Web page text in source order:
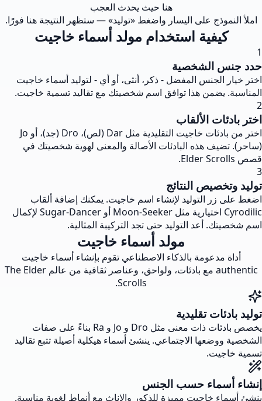
هنا حيث يحدث العجب
املأ النموذج على اليسار واضغط «توليد» — ستظهر النتيجة هنا فورًا.
كيفية استخدام مولد أسماء خاجيت
1
حدد جنس الشخصية
اختر خيار الجنس المفضل - ذكر، أنثى، أو أي - لتوليد أسماء خاجيت
المناسبة. يضمن هذا توافق اسم شخصيتك مع تقاليد تسمية خاجيت.
2
اختر بادئات الألقاب
اختر من بادئات خاجيت التقليدية مثل Dar (لص)، Dro (جد)، أو Jo
(ساحر). تضيف هذه البادئات الأصالة والمعنى لهوية شخصيتك في
قصص Elder Scrolls.
3
توليد وتخصيص النتائج
اضغط على زر التوليد لإنشاء اسم خاجيت. يمكنك إضافة ألقاب
Cyrodilic اختيارية مثل Moon-Seeker أو Sugar-Dancer لإكمال
اسم شخصيتك. أعد التوليد حتى تجد التركيبة المثالية.
مولد أسماء خاجيت
أداة مدعومة بالذكاء الاصطناعي تقوم بإنشاء أسماء خاجيت
authentic مع بادئات، ولواحق، وعناصر ثقافية من عالم The Elder
Scrolls.
توليد بادئات تقليدية
يخصص بادئات ذات معنى مثل Dro و Jo و Ra بناءً على صفات
الشخصية ووضعها الاجتماعي. ينشئ أسماء هيكلية أصيلة تتبع تقاليد
تسمية خاجيت.
إنشاء أسماء حسب الجنس
ينشئ أسماء خاجيت مميزة للذكور والإناث مع أنماط لغوية مناسبة.